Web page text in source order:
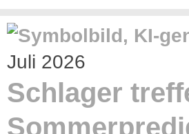
Juli 2026
Schlager